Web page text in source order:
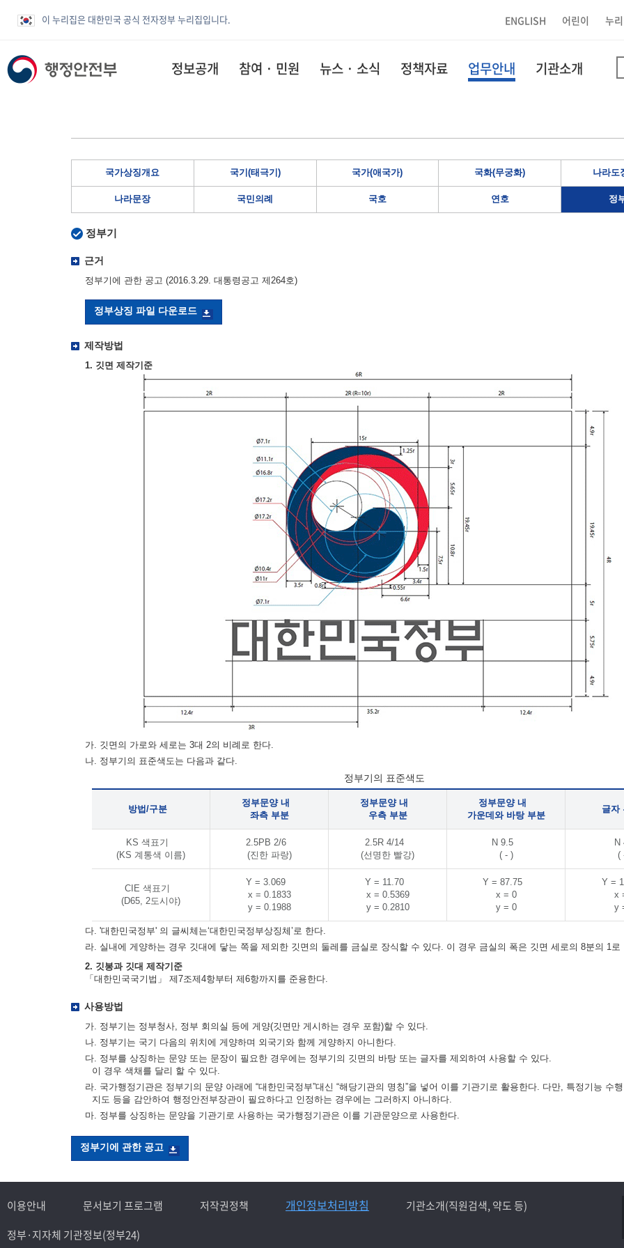
이 누리집은 대한민국 공식 전자정부 누리집입니다. ENGLISH 어린이 누
정보공개 참여 · 민원 뉴스 · 소식 정책자료 업무안내 기관소개
국가상징개요 국기(태극기) 국가(애국가) 국화(무궁화) 나라도
나라문장 국민의례 국호 연호 정
정부기
근거
정부기에 관한 공고 (2016.3.29. 대통령공고 제264호)
정부상징 파일 다운로드
제작방법
1. 깃면 제작기준
가. 깃면의 가로와 세로는 3대 2의 비례로 한다.
나. 정부기의 표준색도는 다음과 같다.
정부기의 표준색도
방법/구분
정부문양 내
좌측 부분
정부문양 내
우측 부분
정부문양 내
가운데와 바탕 부분
글자
KS 색표기
(KS 계통색 이름)
2.5PB 2/6
(진한 파랑)
2.5R 4/14
(선명한 빨강)
N 9.5
( - )
N
(
CIE 색표기
(D65, 2도시야)
Y = 3.069
x = 0.1833
y = 0.1988
Y = 11.70
x = 0.5369
y = 0.2810
Y = 87.75
x = 0
y = 0
Y =
x
y
다. '대한민국정부' 의 글씨체는‘대한민국정부상징체’로 한다.
라. 실내에 게양하는 경우 깃대에 닿는 쪽을 제외한 깃면의 둘레를 금실로 장식할 수 있다. 이 경우 금실의 폭은 깃면 세로의 8분의 1로
2. 깃봉과 깃대 제작기준
「대한민국국기법」 제7조제4항부터 제6항까지를 준용한다.
사용방법
가. 정부기는 정부청사, 정부 회의실 등에 게양(깃면만 게시하는 경우 포함)할 수 있다.
나. 정부기는 국기 다음의 위치에 게양하며 외국기와 함께 게양하지 아니한다.
다. 정부를 상징하는 문양 또는 문장이 필요한 경우에는 정부기의 깃면의 바탕 또는 글자를 제외하여 사용할 수 있다.
이 경우 색채를 달리 할 수 있다.
라. 국가행정기관은 정부기의 문양 아래에 “대한민국정부”대신 “해당기관의 명칭”을 넣어 이를 기관기로 활용한다. 다만, 특정기능 수
지도 등을 감안하여 행정안전부장관이 필요하다고 인정하는 경우에는 그러하지 아니하다.
마. 정부를 상징하는 문양을 기관기로 사용하는 국가행정기관은 이를 기관문양으로 사용한다.
정부기에 관한 공고
이용안내 문서보기 프로그램 저작권정책 개인정보처리방침
기관소개(직원검색, 약도 등)
정부·지자체 기관정보(정부24)